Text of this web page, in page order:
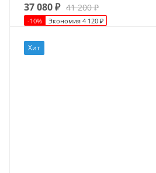
37 080₽ 41 200₽
-10% Экономия 4 120 ₽
Хит